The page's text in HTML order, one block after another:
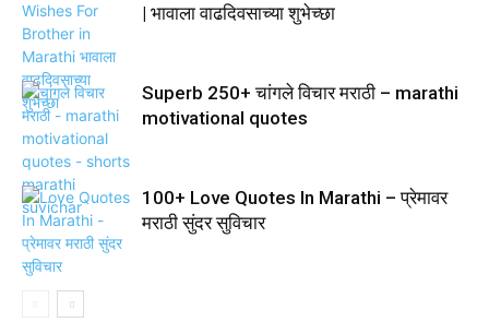
| भावाला वाढदिवसाच्या शुभेच्छा
Superb 250+ चांगले विचार मराठी – marathi
motivational quotes
100+ Love Quotes In Marathi – प्रेमावर
मराठी सुंदर सुविचार